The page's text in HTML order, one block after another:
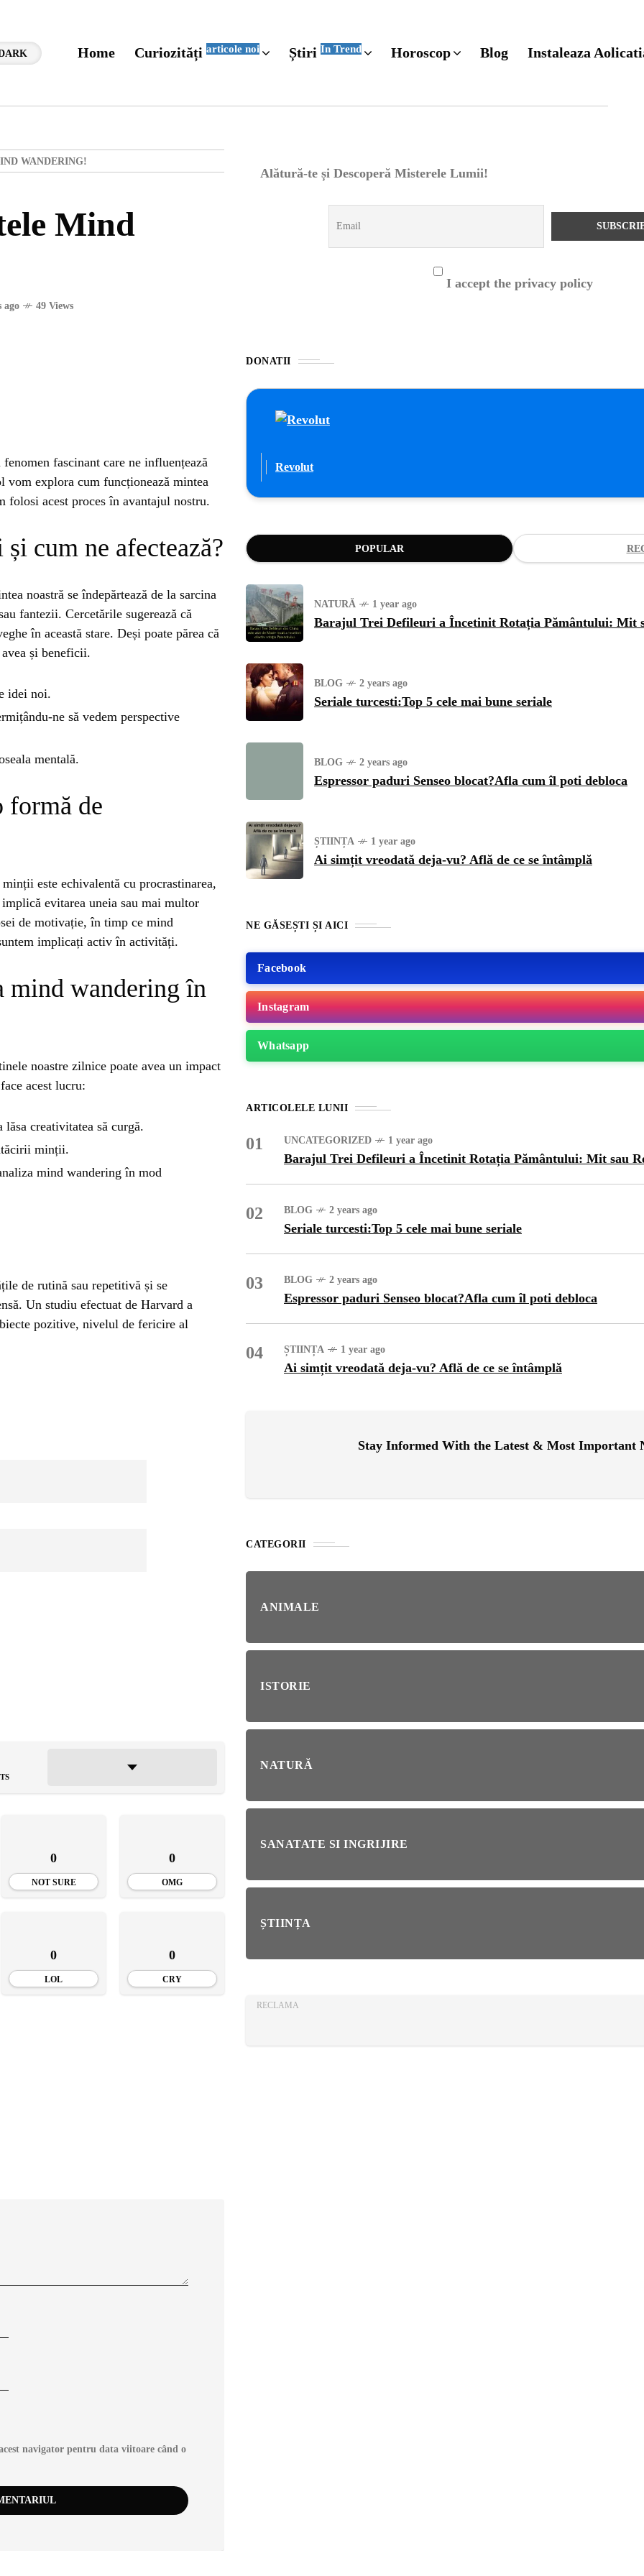
Home Curiozități articole noi Știri In Trend Horoscop Blog Instaleaza
WANDERING!
Mind
ago 49 Views
fascinant care ne influențează
vom explora cum funcționează mintea
folosi acest proces în avantajul nostru.
cum ne afectează?
noastră se îndepărtează de la sarcina
fantezii. Cercetările sugerează că
în această stare. Deși poate părea că
și beneficii.
idei noi.
ne să vedem perspective
mentală.
formă de
este echivalentă cu procrastinarea,
evitarea uneia sau mai multor
de motivație, în timp ce mind
implicați activ în activități.
mind wandering în
noastre zilnice poate avea un impact
acest lucru:
creativitatea să curgă.
minții.
mind wandering în mod
de rutină sau repetitivă și se
Un studiu efectuat de Harvard a
pozitive, nivelul de fericire al
0
NOT SURE
0
OMG
0
LOL
0
CRY
navigator pentru data viitoare când o
Alătură-te și Descoperă Misterele Lumii!
I accept the privacy policy
DONATII
Revolut
POPULAR
NATURĂ 1 year ago
Barajul Trei Defileuri a Încetinit Rotația Pământului: Mit
BLOG 2 years ago
Seriale turcesti:Top 5 cele mai bune seriale
BLOG 2 years ago
Espressor paduri Senseo blocat?Afla cum îl poti debloca
ȘTIINȚA 1 year ago
Ai simțit vreodată deja-vu? Află de ce se întâmplă
NE GĂSEȘTI ȘI AICI
Facebook
Instagram
Whatsapp
ARTICOLELE LUNII
01 UNCATEGORIZED 1 year ago
Barajul Trei Defileuri a Încetinit Rotația Pământului: Mit sau
02 BLOG 2 years ago
Seriale turcesti:Top 5 cele mai bune seriale
03 BLOG 2 years ago
Espressor paduri Senseo blocat?Afla cum îl poti debloca
04 ȘTIINȚA 1 year ago
Ai simțit vreodată deja-vu? Află de ce se întâmplă
Stay Informed With the Latest & Most Important
CATEGORII
ANIMALE
ISTORIE
NATURĂ
SANATATE SI INGRIJIRE
ȘTIINȚA
RECLAMA
Barajul Trei Defileuri a
BLOG 2 years ago
bune seriale
blocat?Afla cum îl poti
debloca
Află de ce se întâmplă